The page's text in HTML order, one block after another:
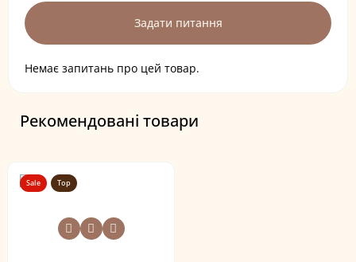
Задати питання
Немає запитань про цей товар.
Рекомендовані товари
Sale Top